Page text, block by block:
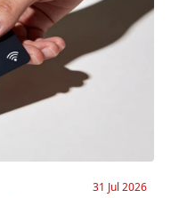
31 Jul 2026